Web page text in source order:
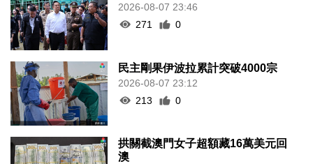
2026-08-07 23:46
271
0
民主剛果伊波拉累計突破4000宗
2026-08-07 23:12
213
0
拱關截澳門女子超額藏16萬美元回
澳